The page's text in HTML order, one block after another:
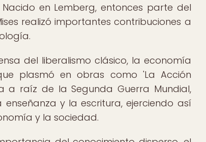
en Lemberg, entonces parte del
realizó importantes contribuciones a
del liberalismo clásico, la economía
plasmó en obras como 'La Acción
a raíz de la Segunda Guerra Mundial,
y la escritura, ejerciendo así
y la sociedad.